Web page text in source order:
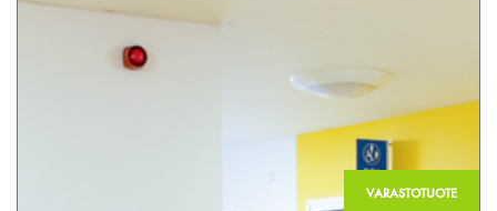
VARASTOTUOTE